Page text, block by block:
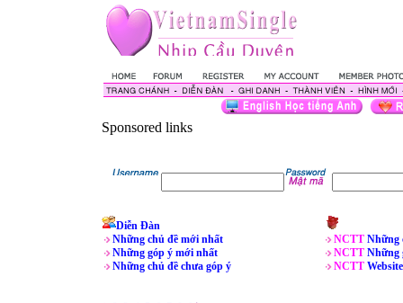
Sponsored links
Diễn Đàn
Những chủ đề mới nhất
Những góp ý mới nhất
Những chủ đề chưa góp ý
NCTT Những
NCTT Những
NCTT Website